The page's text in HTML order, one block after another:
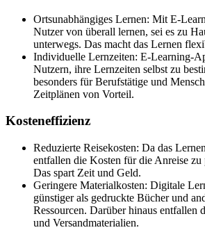
Ortsunabhängiges Lernen: Mit E-
Nutzer von überall lernen, sei es zu
unterwegs. Das macht das Lernen
Individuelle Lernzeiten: E-Learning-
Nutzern, ihre Lernzeiten selbst zu
besonders für Berufstätige und
Zeitplänen von Vorteil.
Kosteneffizienz
Reduzierte Reisekosten: Da das Lernen
entfallen die Kosten für die Anreise zu
Das spart Zeit und Geld.
Geringere Materialkosten: Digitale
günstiger als gedruckte Bücher und
Ressourcen. Darüber hinaus entfallen
und Versandmaterialien.